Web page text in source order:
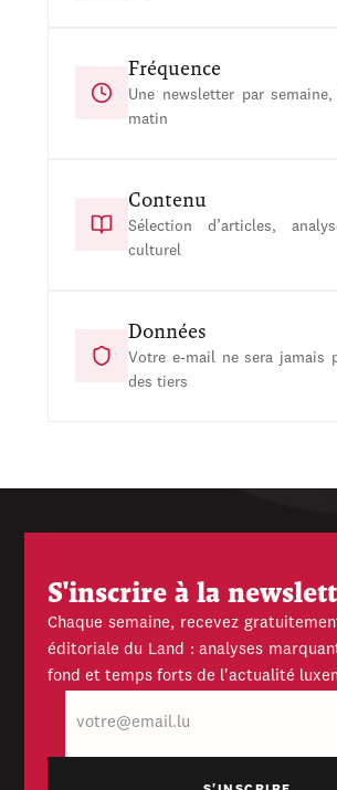
Fréquence
Une newsletter par
matin
Contenu
Sélection d’articles,
culturel
Données
Votre e-mail ne sera jamais
des tiers
S'inscrire à la
Chaque semaine, recevez
éditoriale du Land : analyses
fond et temps forts de l'actualité
mail